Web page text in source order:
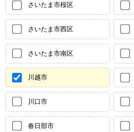
さいたま市桜区
さいたま市西区
さいたま市南区
川越市
川口市
春日部市